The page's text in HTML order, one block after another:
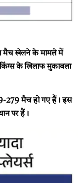
मैच खेलने के मामले में
किंग्स के खिलाफ मुकाबला
279 मैच हो गए हैं। इस
पर हैं।